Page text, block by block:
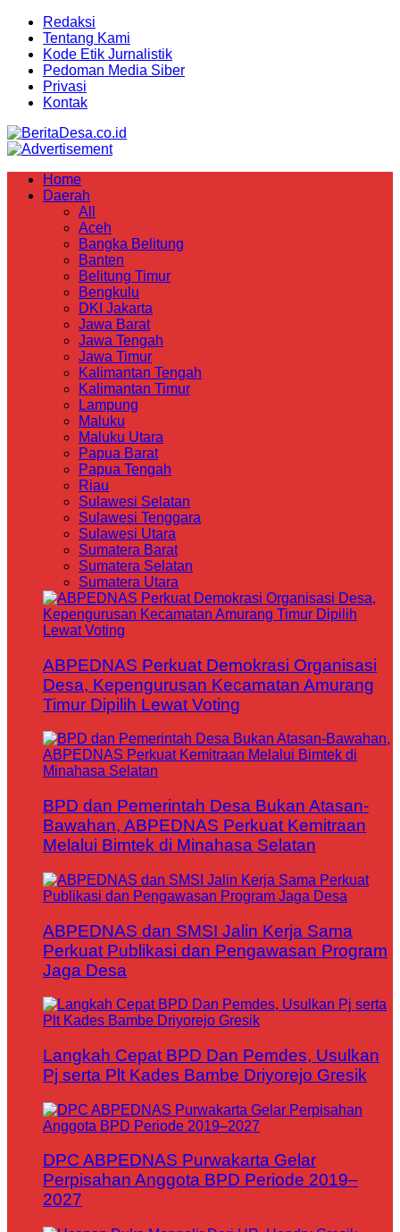
Redaksi
Tentang Kami
Kode Etik Jurnalistik
Pedoman Media Siber
Privasi
Kontak
Home
Daerah
All
Aceh
Bangka Belitung
Banten
Belitung Timur
Bengkulu
DKI Jakarta
Jawa Barat
Jawa Tengah
Jawa Timur
Kalimantan Tengah
Kalimantan Timur
Lampung
Maluku
Maluku Utara
Papua Barat
Papua Tengah
Riau
Sulawesi Selatan
Sulawesi Tenggara
Sulawesi Utara
Sumatera Barat
Sumatera Selatan
Sumatera Utara
ABPEDNAS Perkuat Demokrasi Organisasi
Desa, Kepengurusan Kecamatan Amurang
Timur Dipilih Lewat Voting
BPD dan Pemerintah Desa Bukan Atasan-
Bawahan, ABPEDNAS Perkuat Kemitraan
Melalui Bimtek di Minahasa Selatan
ABPEDNAS dan SMSI Jalin Kerja Sama
Perkuat Publikasi dan Pengawasan Program
Jaga Desa
Langkah Cepat BPD Dan Pemdes, Usulkan
Pj serta Plt Kades Bambe Driyorejo Gresik
DPC ABPEDNAS Purwakarta Gelar
Perpisahan Anggota BPD Periode 2019–
2027